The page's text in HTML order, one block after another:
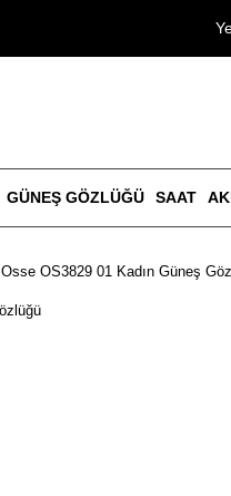
GÜNEŞ GÖZLÜĞÜ SAAT
Osse OS3829 01 Kadın Güneş